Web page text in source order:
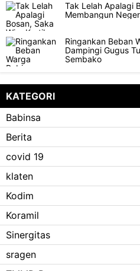
Tak Lelah Apalagi
Membangun
Ringankan Beban
Dampingi Gugus
Sembako
KATEGORI
Babinsa
Berita
covid 19
klaten
Kodim
Koramil
Sinergitas
sragen